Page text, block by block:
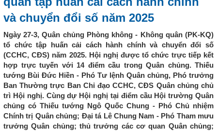
và chuyển đổi số năm 2025
Ngày 27-3, Quân chủng Phòng không - Không quân (PK-KQ)
tổ chức tập huấn cải cách hành chính và chuyển đổi số
(CCHC, CĐS) năm 2025. Hội nghị được tổ chức trực tiếp kết
hợp trực tuyến với 14 điểm cầu trong Quân chủng. Thiếu
tướng Bùi Đức Hiền - Phó Tư lệnh Quân chủng, Phó trưởng
Ban Thường trực Ban Chỉ đạo CCHC, CĐS Quân chủng chủ
trì Hội nghị. Cùng dự Hội nghị tại điểm cầu Hội trường Quân
chủng có Thiếu tướng Ngô Quốc Chung - Phó Chủ nhiệm
Chính trị Quân chủng; Đại tá Lê Chung Nam - Phó Tham mưu
trưởng Quân chủng; thủ trưởng các cơ quan Quân chủng;